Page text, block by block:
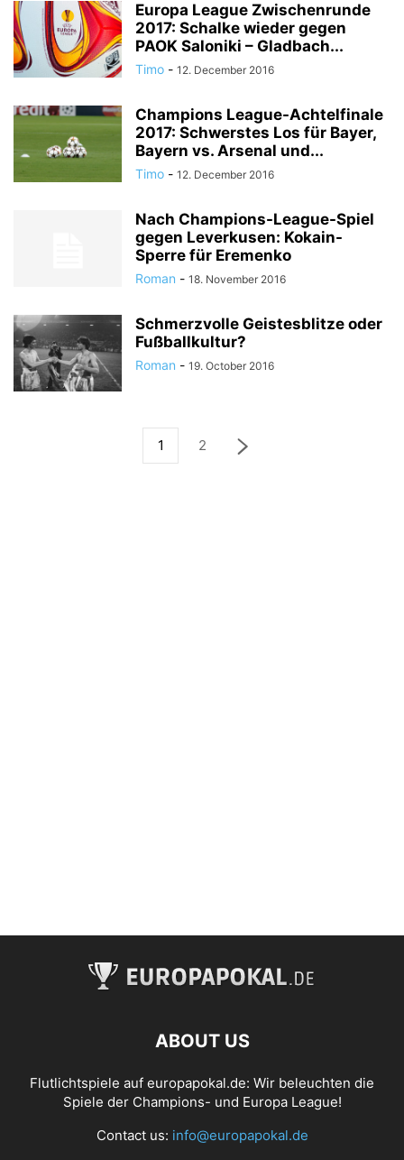
Europa League Zwischenrunde
2017: Schalke wieder gegen
PAOK Saloniki – Gladbach...
Timo - 12. December 2016
Champions League-Achtelfinale
2017: Schwerstes Los für Bayer,
Bayern vs. Arsenal und...
Timo - 12. December 2016
Nach Champions-League-Spiel
gegen Leverkusen: Kokain-
Sperre für Eremenko
Roman - 18. November 2016
Schmerzvolle Geistesblitze oder
Fußballkultur?
Roman - 19. October 2016
1 2
ABOUT US
Flutlichtspiele auf europapokal.de: Wir beleuchten die
Spiele der Champions- und Europa League!
Contact us: info@europapokal.de